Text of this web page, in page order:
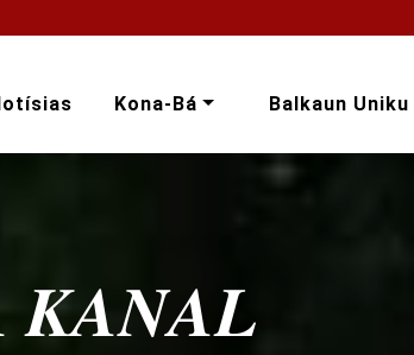
Kona-Bá Balkaun Uniku
𝑲𝑨𝑵𝑨𝑳